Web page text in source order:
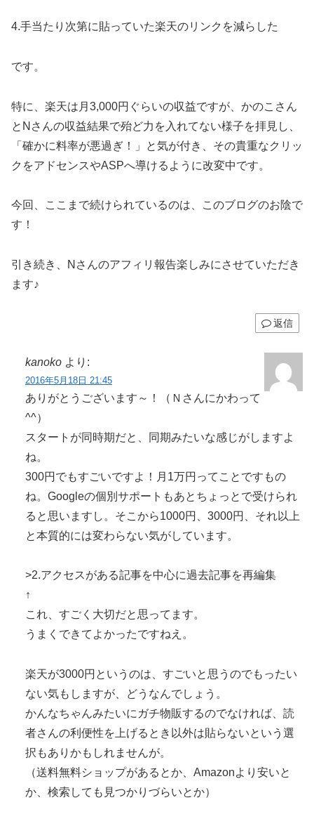
4.手当たり次第に貼っていた楽天のリンクを減らした
です。
特に、楽天は月3,000円ぐらいの収益ですが、かのこさん
とNさんの収益結果で殆ど力を入れてない様子を拝見し、
「確かに料率が悪過ぎ！」と気が付き、その貴重なクリッ
クをアドセンスやASPへ導けるように改変中です。
今回、ここまで続けられているのは、このブログのお陰で
す！
引き続き、Nさんのアフィリ報告楽しみにさせていただき
ます♪
返信
kanoko より:
2016年5月18日 21:45
ありがとうございます～！（Ｎさんにかわって
^^）
スタートが同時期だと、同期みたいな感じがしますよ
ね。
300円でもすごいですよ！月1万円ってことですもの
ね。Googleの個別サポートもあとちょっとで受けられ
ると思いますし。そこから1000円、3000円、それ以上
と本質的には変わらない気がしています。
>2.アクセスがある記事を中心に過去記事を再編集
↑
これ、すごく大切だと思ってます。
うまくできてよかったですねえ。
楽天が3000円というのは、すごいと思うのでもったい
ない気もしますが、どうなんでしょう。
かんなちゃんみたいにガチ物販するのでなければ、読
者さんの利便性を上げるとき以外は貼らないという選
択もありかもしれませんが。
（送料無料ショップがあるとか、Amazonより安いと
か、検索しても見つかりづらいとか）